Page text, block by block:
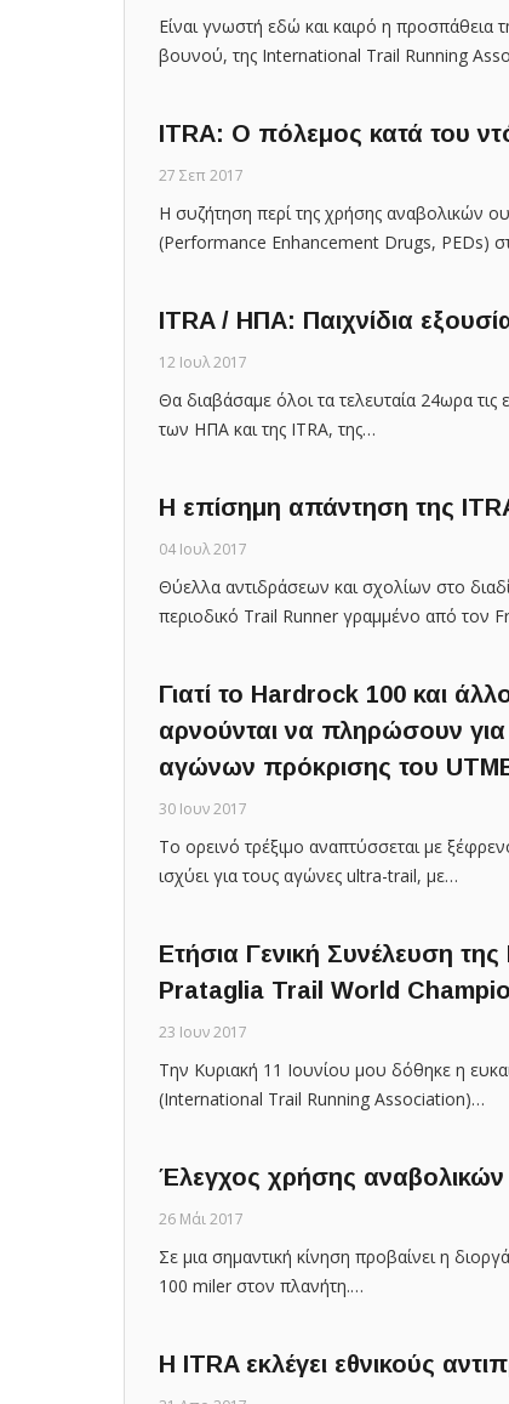
Είναι γνωστή εδώ και καιρό η προσπάθεια
βουνού, της International Trail Running
ITRA: Ο πόλεμος κατά του
27 Σεπ 2017
Η συζήτηση περί της χρήσης αναβολικών
(Performance Enhancement Drugs, PEDs)
ITRA / ΗΠΑ: Παιχνίδια
12 Ιουλ 2017
Θα διαβάσαμε όλοι τα τελευταία 24ωρα
των ΗΠΑ και της ITRA, της…
Η επίσημη απάντηση της
04 Ιουλ 2017
Θύελλα αντιδράσεων και σχολίων στο
περιοδικό Trail Runner γραμμένο από τον
Γιατί το Hardrock 100 και
αρνούνται να πληρώσουν
αγώνων πρόκρισης του
30 Ιουν 2017
To ορεινό τρέξιμο αναπτύσσεται με
ισχύει για τους αγώνες ultra-trail, με…
Ετήσια Γενική Συνέλευση
Prataglia Trail World
23 Ιουν 2017
Την Κυριακή 11 Ιουνίου μου δόθηκε η
(Ιnternational Τrail Running Association)…
Έλεγχος χρήσης
26 Μάι 2017
Σε μια σημαντική κίνηση προβαίνει η
100 miler στον πλανήτη.…
Η ITRA εκλέγει εθνικούς